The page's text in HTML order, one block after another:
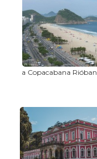
a Copacabana Rióban